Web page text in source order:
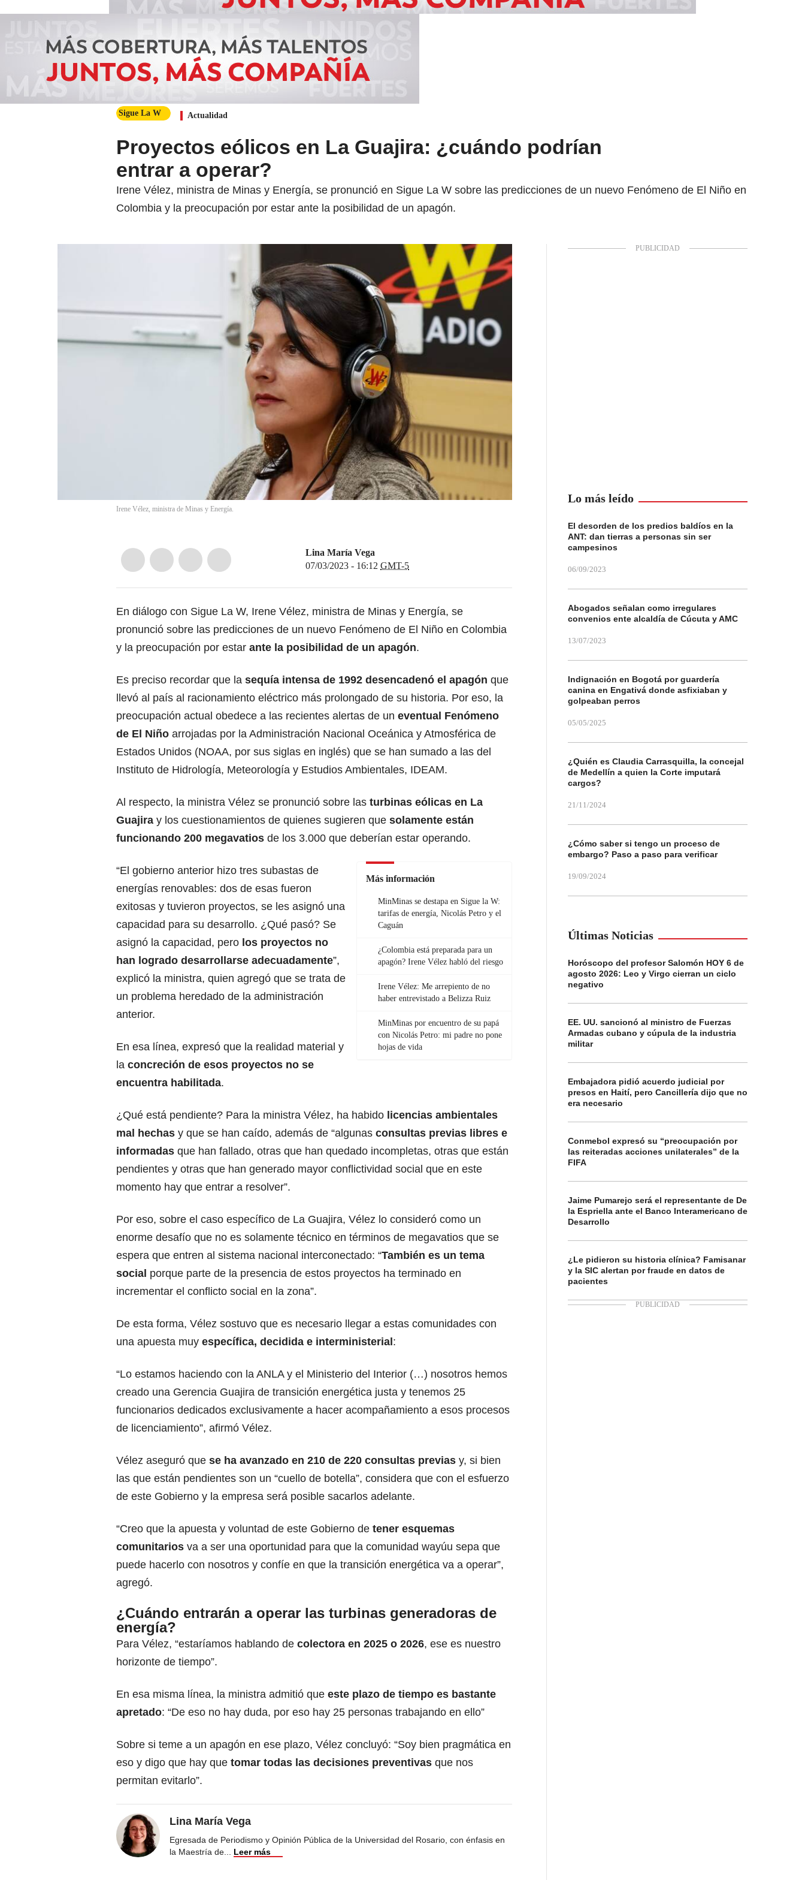
Sigue La W Actualidad
Proyectos eólicos en La Guajira: ¿cuándo podrían
entrar a operar?
Irene Vélez, ministra de Minas y Energía, se pronunció en Sigue La W sobre las predicciones de un nuevo Fenómeno de El Niño en
Colombia y la preocupación por estar ante la posibilidad de un apagón.
Irene Vélez, ministra de Minas y Energía.
Lina María Vega
07/03/2023 - 16:12 GMT-5
En diálogo con Sigue La W, Irene Vélez, ministra de Minas y Energía, se
pronunció sobre las predicciones de un nuevo Fenómeno de El Niño en Colombia
y la preocupación por estar ante la posibilidad de un apagón.
Es preciso recordar que la sequía intensa de 1992 desencadenó el apagón que
llevó al país al racionamiento eléctrico más prolongado de su historia. Por eso, la
preocupación actual obedece a las recientes alertas de un eventual Fenómeno
de El Niño arrojadas por la Administración Nacional Oceánica y Atmosférica de
Estados Unidos (NOAA, por sus siglas en inglés) que se han sumado a las del
Instituto de Hidrología, Meteorología y Estudios Ambientales, IDEAM.
Al respecto, la ministra Vélez se pronunció sobre las turbinas eólicas en La
Guajira y los cuestionamientos de quienes sugieren que solamente están
funcionando 200 megavatios de los 3.000 que deberían estar operando.
Más información
MinMinas se destapa en Sigue la W:
tarifas de energía, Nicolás Petro y el
Caguán
¿Colombia está preparada para un
apagón? Irene Vélez habló del riesgo
Irene Vélez: Me arrepiento de no
haber entrevistado a Belizza Ruiz
MinMinas por encuentro de su papá
con Nicolás Petro: mi padre no pone
hojas de vida
“El gobierno anterior hizo tres subastas de
energías renovables: dos de esas fueron
exitosas y tuvieron proyectos, se les asignó una
capacidad para su desarrollo. ¿Qué pasó? Se
asignó la capacidad, pero los proyectos no
han logrado desarrollarse adecuadamente”,
explicó la ministra, quien agregó que se trata de
un problema heredado de la administración
anterior.
En esa línea, expresó que la realidad material y
la concreción de esos proyectos no se
encuentra habilitada.
¿Qué está pendiente? Para la ministra Vélez, ha habido licencias ambientales
mal hechas y que se han caído, además de “algunas consultas previas libres e
informadas que han fallado, otras que han quedado incompletas, otras que están
pendientes y otras que han generado mayor conflictividad social que en este
momento hay que entrar a resolver”.
Por eso, sobre el caso específico de La Guajira, Vélez lo consideró como un
enorme desafío que no es solamente técnico en términos de megavatios que se
espera que entren al sistema nacional interconectado: “También es un tema
social porque parte de la presencia de estos proyectos ha terminado en
incrementar el conflicto social en la zona”.
De esta forma, Vélez sostuvo que es necesario llegar a estas comunidades con
una apuesta muy específica, decidida e interministerial:
“Lo estamos haciendo con la ANLA y el Ministerio del Interior (…) nosotros hemos
creado una Gerencia Guajira de transición energética justa y tenemos 25
funcionarios dedicados exclusivamente a hacer acompañamiento a esos procesos
de licenciamiento”, afirmó Vélez.
Vélez aseguró que se ha avanzado en 210 de 220 consultas previas y, si bien
las que están pendientes son un “cuello de botella”, considera que con el esfuerzo
de este Gobierno y la empresa será posible sacarlos adelante.
“Creo que la apuesta y voluntad de este Gobierno de tener esquemas
comunitarios va a ser una oportunidad para que la comunidad wayúu sepa que
puede hacerlo con nosotros y confíe en que la transición energética va a operar”,
agregó.
¿Cuándo entrarán a operar las turbinas generadoras de
energía?
Para Vélez, “estaríamos hablando de colectora en 2025 o 2026, ese es nuestro
horizonte de tiempo”.
En esa misma línea, la ministra admitió que este plazo de tiempo es bastante
apretado: “De eso no hay duda, por eso hay 25 personas trabajando en ello”
Sobre si teme a un apagón en ese plazo, Vélez concluyó: “Soy bien pragmática en
eso y digo que hay que tomar todas las decisiones preventivas que nos
permitan evitarlo”.
Lina María Vega
Egresada de Periodismo y Opinión Pública de la Universidad del Rosario, con énfasis en
la Maestría de
Leer más
Lo más leído
El desorden de los predios baldíos en la
ANT: dan tierras a personas sin ser
campesinos
06/09/2023
Abogados señalan como irregulares
convenios ente alcaldía de Cúcuta y AMC
13/07/2023
Indignación en Bogotá por guardería
canina en Engativá donde asfixiaban y
golpeaban perros
05/05/2025
¿Quién es Claudia Carrasquilla, la concejal
de Medellín a quien la Corte imputará
cargos?
21/11/2024
¿Cómo saber si tengo un proceso de
embargo? Paso a paso para verificar
19/09/2024
Últimas Noticias
Horóscopo del profesor Salomón HOY 6 de
agosto 2026: Leo y Virgo cierran un ciclo
negativo
EE. UU. sancionó al ministro de Fuerzas
Armadas cubano y cúpula de la industria
militar
Embajadora pidió acuerdo judicial por
presos en Haití, pero Cancillería dijo que no
era necesario
Conmebol expresó su “preocupación por
las reiteradas acciones unilaterales” de la
FIFA
Jaime Pumarejo será el representante de De
la Espriella ante el Banco Interamericano de
Desarrollo
¿Le pidieron su historia clínica? Famisanar
y la SIC alertan por fraude en datos de
pacientes